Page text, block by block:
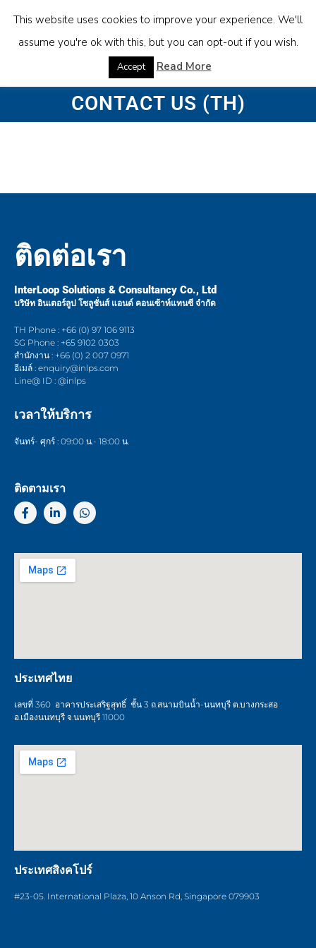
CONTACT US (TH)
ติดต่อเรา
InterLoop Solutions & Consultancy Co., Ltd
บริษัท อินเตอร์ลูป โซลูชั่นส์ แอนด์ คอนเซ้าท์แทนซี จำกัด
TH Phone : +66 (0) 97 106 9113
SG Phone : +65 9102 0303
สำนักงาน : +66 (0) 2 007 0971
อีเมล์ : enquiry@inlps.com
Line@ ID : @inlps
เวลาให้บริการ
จันทร์- ศุกร์ : 09:00 น.- 18:00 น.
ติดตามเรา
ประเทศไทย
เลขที่ 360 อาคารประเสริฐสุทธิ์ ชั้น 3 ถ.สนามบินน้ำ-นนทบุรี ต.บางกระสอ
อ.เมืองนนทบุรี จ.นนทบุรี 11000
ประเทศสิงคโปร์
#23-05. International Plaza, 10 Anson Rd, Singapore 079903
This website uses cookies to improve your experience. We'll
assume you're ok with this, but you can opt-out if you wish.
Accept Read More